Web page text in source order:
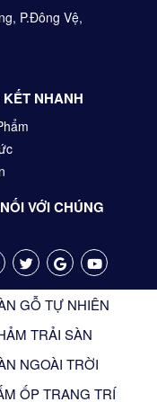
P.Đông Vệ,
KẾT NHANH
VỚI CHÚNG
GỖ TỰ NHIÊN
TRẢI SÀN
NGOÀI TRỜI
ỐP TRANG TRÍ